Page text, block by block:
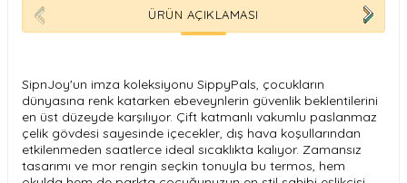
ÜRÜN AÇIKLAMASI
SipnJoy'un imza koleksiyonu SippyPals, çocukların
dünyasına renk katarken ebeveynlerin güvenlik beklentilerini
en üst düzeyde karşılıyor. Çift katmanlı vakumlu paslanmaz
çelik gövdesi sayesinde içecekler, dış hava koşullarından
etkilenmeden saatlerce ideal sıcaklıkta kalıyor. Zamansız
tasarımı ve mor rengin seçkin tonuyla bu termos, hem